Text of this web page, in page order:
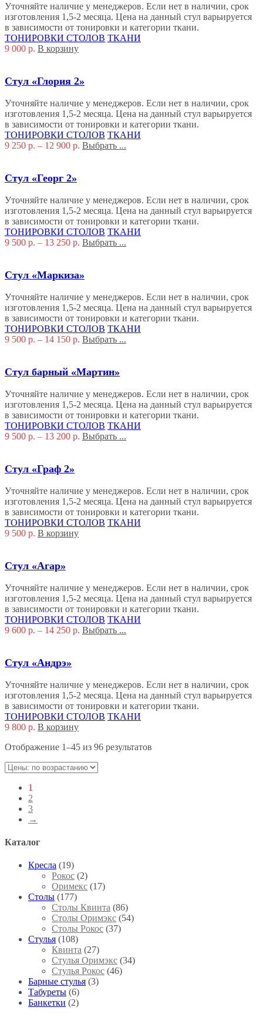
Уточняйте наличие у менеджеров. Если нет в наличии, срок
изготовления 1,5-2 месяца. Цена на данный стул варьируется
в зависимости от тонировки и категории ткани.
ТОНИРОВКИ СТОЛОВ ТКАНИ
9 000 р. В корзину
Стул «Глория 2»
Уточняйте наличие у менеджеров. Если нет в наличии, срок
изготовления 1,5-2 месяца. Цена на данный стул варьируется
в зависимости от тонировки и категории ткани.
ТОНИРОВКИ СТОЛОВ ТКАНИ
9 250 р. – 12 900 р. Выбрать ...
Стул «Георг 2»
Уточняйте наличие у менеджеров. Если нет в наличии, срок
изготовления 1,5-2 месяца. Цена на данный стул варьируется
в зависимости от тонировки и категории ткани.
ТОНИРОВКИ СТОЛОВ ТКАНИ
9 500 р. – 13 250 р. Выбрать ...
Стул «Маркиза»
Уточняйте наличие у менеджеров. Если нет в наличии, срок
изготовления 1,5-2 месяца. Цена на данный стул варьируется
в зависимости от тонировки и категории ткани.
ТОНИРОВКИ СТОЛОВ ТКАНИ
9 500 р. – 14 150 р. Выбрать ...
Стул барный «Мартин»
Уточняйте наличие у менеджеров. Если нет в наличии, срок
изготовления 1,5-2 месяца. Цена на данный стул варьируется
в зависимости от тонировки и категории ткани.
ТОНИРОВКИ СТОЛОВ ТКАНИ
9 500 р. – 13 200 р. Выбрать ...
Стул «Граф 2»
Уточняйте наличие у менеджеров. Если нет в наличии, срок
изготовления 1,5-2 месяца. Цена на данный стул варьируется
в зависимости от тонировки и категории ткани.
ТОНИРОВКИ СТОЛОВ ТКАНИ
9 500 р. В корзину
Стул «Агар»
Уточняйте наличие у менеджеров. Если нет в наличии, срок
изготовления 1,5-2 месяца. Цена на данный стул варьируется
в зависимости от тонировки и категории ткани.
ТОНИРОВКИ СТОЛОВ ТКАНИ
9 600 р. – 14 250 р. Выбрать ...
Стул «Андрэ»
Уточняйте наличие у менеджеров. Если нет в наличии, срок
изготовления 1,5-2 месяца. Цена на данный стул варьируется
в зависимости от тонировки и категории ткани.
ТОНИРОВКИ СТОЛОВ ТКАНИ
9 800 р. В корзину
Отображение 1–45 из 96 результатов
1
2
3
→
Каталог
Кресла (19)
Рокос (2)
Оримекс (17)
Столы (177)
Столы Квинта (86)
Столы Оримэкс (54)
Столы Рокос (37)
Стулья (108)
Квинта (27)
Стулья Оримэкс (34)
Стулья Рокос (46)
Барные стулья (3)
Табуреты (6)
Банкетки (2)